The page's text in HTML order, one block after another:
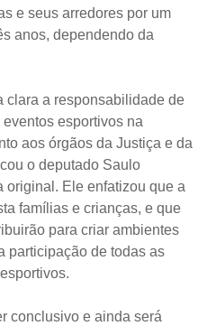
e seus arredores por um
anos, dependendo da
clara a responsabilidade de
esportivos na
aos órgãos da Justiça e da
o deputado Saulo
original. Ele enfatizou que a
famílias e crianças, e que
para criar ambientes
participação de todas as
conclusivo e ainda será